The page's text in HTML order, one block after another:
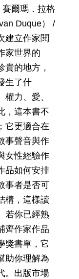
爾瑪．拉格
Duque） /
建立作家閱
家世界的
貴的地方，
生了什
力、愛、
，這本書不
它更適合在
事聲音與作
女性經驗作
品如何安排
事者是否可
構，這樣讀
若你已經熟
齊作家作品
獎書單，它
助你理解為
。出版市場